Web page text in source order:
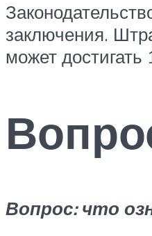
заключения.
может
Вопрос: что